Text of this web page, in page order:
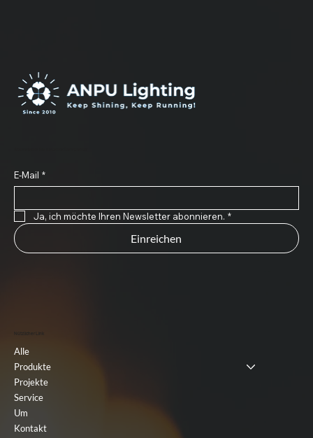
Nützlicher Link
Alle
Produkte
Projekte
Service
Um
Kontakt
E-Mail *
Ja, ich möchte Ihren Newsletter abonnieren. *
Einreichen